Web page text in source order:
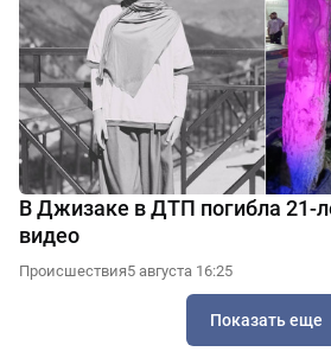
В Джизаке в ДТП погибла 21-
видео
Происшествия5 августа 16:25
Показать еще